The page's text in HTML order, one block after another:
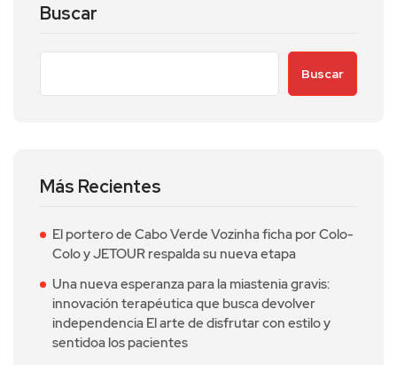
Buscar
Buscar
Más Recientes
El portero de Cabo Verde Vozinha ficha por Colo-
Colo y JETOUR respalda su nueva etapa
Una nueva esperanza para la miastenia gravis:
innovación terapéutica que busca devolver
independencia El arte de disfrutar con estilo y
sentidoa los pacientes